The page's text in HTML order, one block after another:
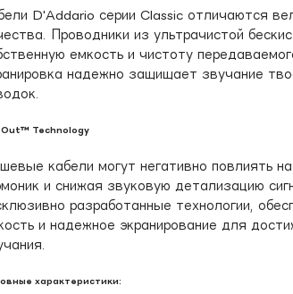
D'Addario серии Classic отличаются
Проводники из ультрачистой
емкость и чистоту
надежно защищает звучание
Out™ Technology
кабели могут негативно повлиять
и снижая звуковую детализацию
разработанные технологии,
и надежное экранирование для
характеристики: